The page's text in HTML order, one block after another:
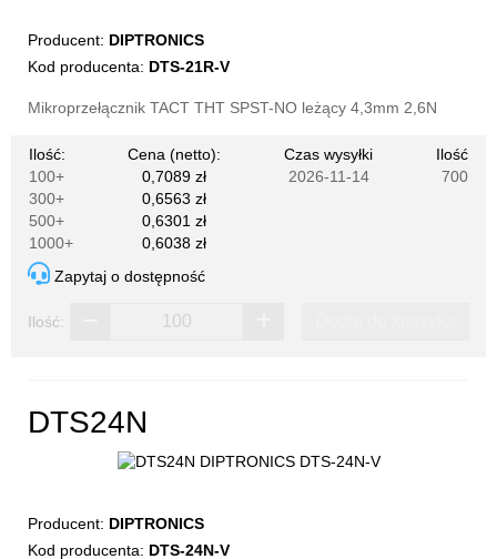
Producent: DIPTRONICS
Kod producenta: DTS-21R-V
Mikroprzełącznik TACT THT SPST-NO leżący 4,3mm 2,6N
Ilość:
Cena (netto):
100+
0,7089 zł
300+
0,6563 zł
500+
0,6301 zł
1000+
0,6038 zł
Czas wysyłki
Ilość
2026-11-14
700
Zapytaj o dostępność
Ilość:
DTS24N
Producent: DIPTRONICS
Kod producenta: DTS-24N-V